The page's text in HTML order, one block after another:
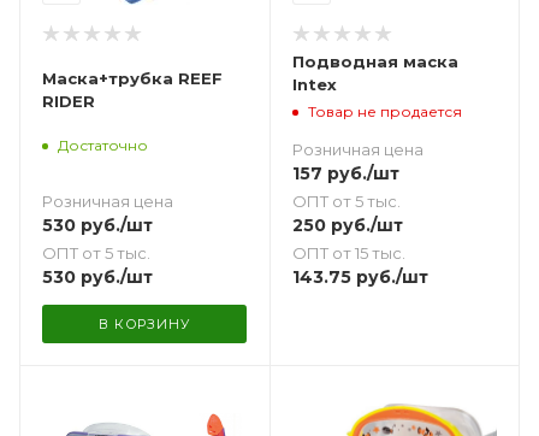
Маска+трубка REEF
RIDER
Достаточно
Розничная цена
530 руб./шт
ОПТ от 5 тыс.
530 руб./шт
В КОРЗИНУ
Подводная маска
Intex
Товар не продается
Розничная цена
157 руб./шт
ОПТ от 5 тыс.
250руб./шт
ОПТ от 15 тыс.
143.75руб./шт